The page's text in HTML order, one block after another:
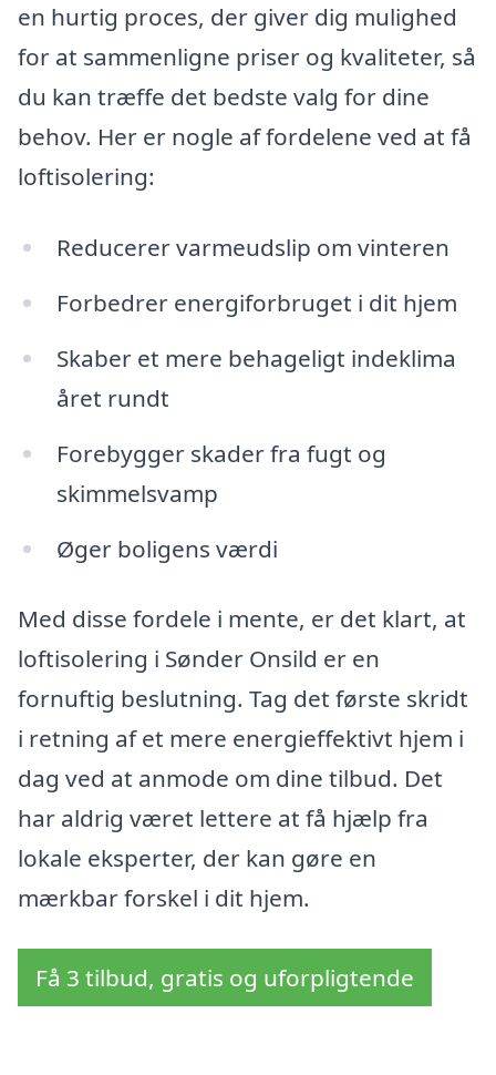
en hurtig proces, der giver dig mulighed
for at sammenligne priser og kvaliteter, så
du kan træffe det bedste valg for dine
behov. Her er nogle af fordelene ved at få
loftisolering:
Reducerer varmeudslip om vinteren
Forbedrer energiforbruget i dit hjem
Skaber et mere behageligt indeklima
året rundt
Forebygger skader fra fugt og
skimmelsvamp
Øger boligens værdi
Med disse fordele i mente, er det klart, at
loftisolering i Sønder Onsild er en
fornuftig beslutning. Tag det første skridt
i retning af et mere energieffektivt hjem i
dag ved at anmode om dine tilbud. Det
har aldrig været lettere at få hjælp fra
lokale eksperter, der kan gøre en
mærkbar forskel i dit hjem.
Få 3 tilbud, gratis og uforpligtende